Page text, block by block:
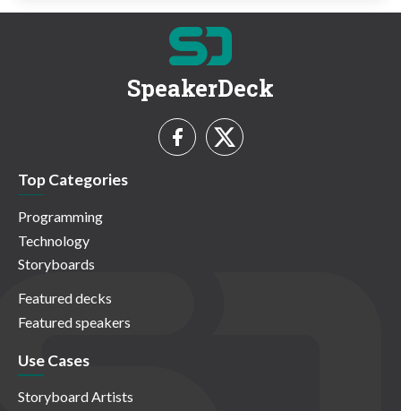
SpeakerDeck
Top Categories
Programming
Technology
Storyboards
Featured decks
Featured speakers
Use Cases
Storyboard Artists